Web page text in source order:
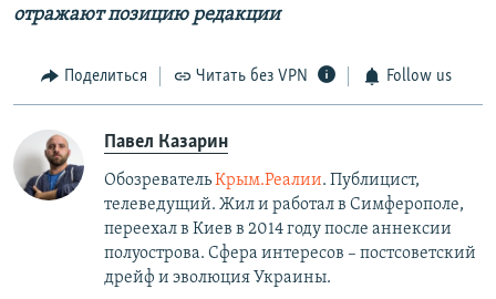
отражают позицию редакции
Поделиться Читать без VPN Follow us
Павел Казарин
ОбозревательКрым.Реалии. Публицист,
телеведущий. Жил и работал в Симферополе,
переехал в Киев в 2014 году после аннексии
полуострова. Сфера интересов – постсоветский
дрейф и эволюция Украины.